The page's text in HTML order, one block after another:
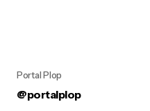
Portal Plop
@portalplop